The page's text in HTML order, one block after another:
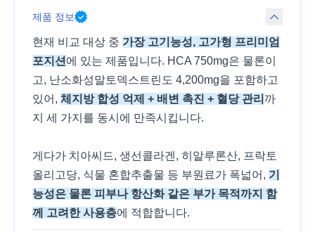
제품 정보
현재 비교 대상 중 가장 고기능성, 고가형 프리미엄
포지션 에 있는 제품입니다. HCA 750mg은 물론이
고, 난소화성말토덱스트린도 4,200mg을 포함하고
있어, 체지방 합성 억제 + 배변 촉진 + 혈당 관리 까
지 세 가지를 동시에 만족시킵니다.
게다가 치아씨드, 생선콜라겐, 히알루론산, 프락토
올리고당, 식물 혼합추출물 등 부원료가 폭넓어, 기
능성은 물론 피부나 항산화 같은 부가 목적까지 함
께 고려한 사용층에 적합합니다.